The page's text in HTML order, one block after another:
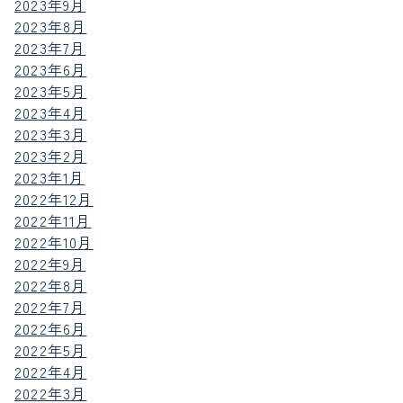
2023年9月
2023年8月
2023年7月
2023年6月
2023年5月
2023年4月
2023年3月
2023年2月
2023年1月
2022年12月
2022年11月
2022年10月
2022年9月
2022年8月
2022年7月
2022年6月
2022年5月
2022年4月
2022年3月